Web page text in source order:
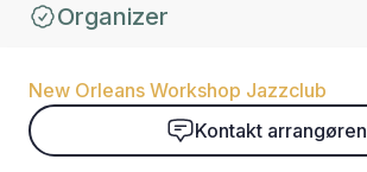
Organizer
New Orleans Workshop Jazzclub
Kontakt arrangøren